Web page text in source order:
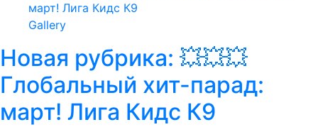
март! Лига Кидс К9
Gallery
Новая рубрика: 💥💥💥
Глобальный хит-парад:
март! Лига Кидс К9